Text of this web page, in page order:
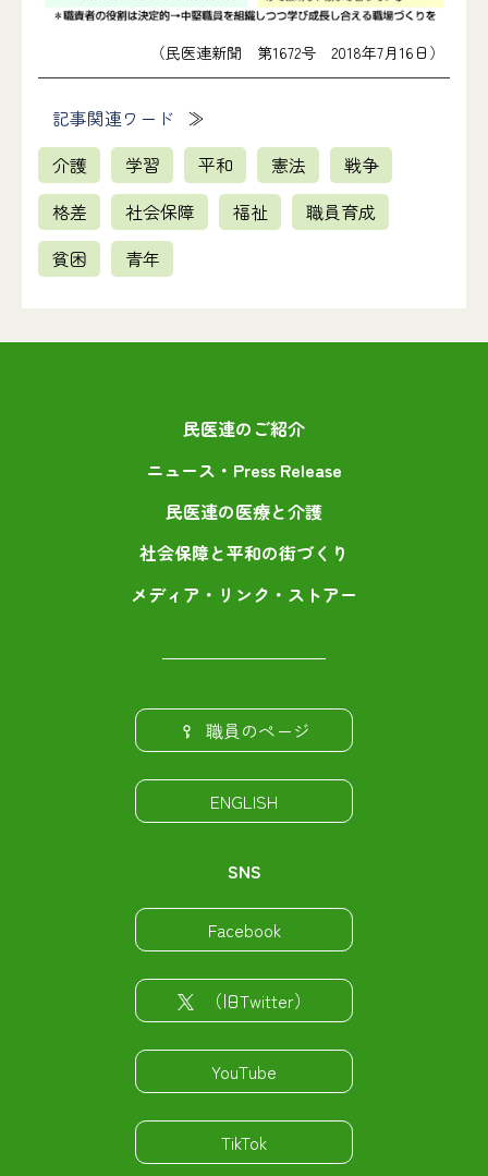
（民医連新聞 第1672号 2018年7月16日）
記事関連ワード
介護
学習 平和 憲法
戦争
格差
社会保障 福祉
職員育成
貧困
青年
民医連のご紹介
ニュース・Press Release
民医連の医療と介護
社会保障と平和の街づくり
メディア・リンク・ストアー
職員のページ
ENGLISH
SNS
Facebook
（旧Twitter）
YouTube
TikTok